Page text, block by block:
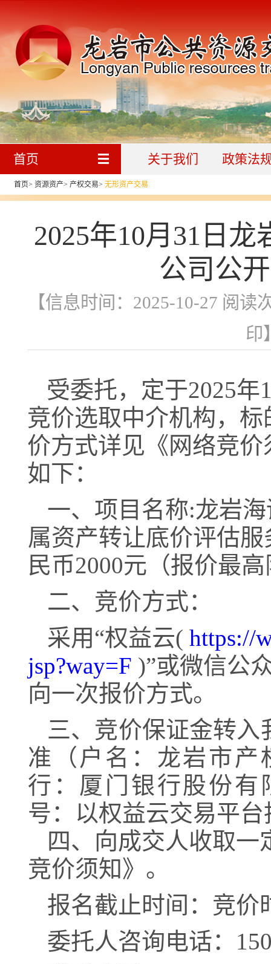
首页 关于我们 政策法
首页> 资源资产> 产权交易> 无形资产交易
2025年10月31日
公司公
【信息时间：2025-10-27 阅读
印
受委托，定于2025年
竞价选取中介机构，标
价方式详见《网络竞
如下：
一、项目名称:龙岩
属资产转让底价评估服
民币2000元（报价最
二、竞价方式：
采用 “权益云( https://
jsp?way=F )”或微信公
向一次报价方式。
三、竞价保证金转入
准（ 户名：龙岩市产
行：厦门银行股份有
号：以权益云交易平
四、 向成交人收取一
竞价须知》。
报名截止时间：竞价
委托人咨询电话：